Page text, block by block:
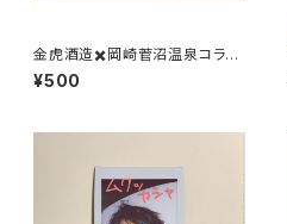
金虎酒造✖️岡崎菅沼温泉コラボ
温泉タオル
¥500